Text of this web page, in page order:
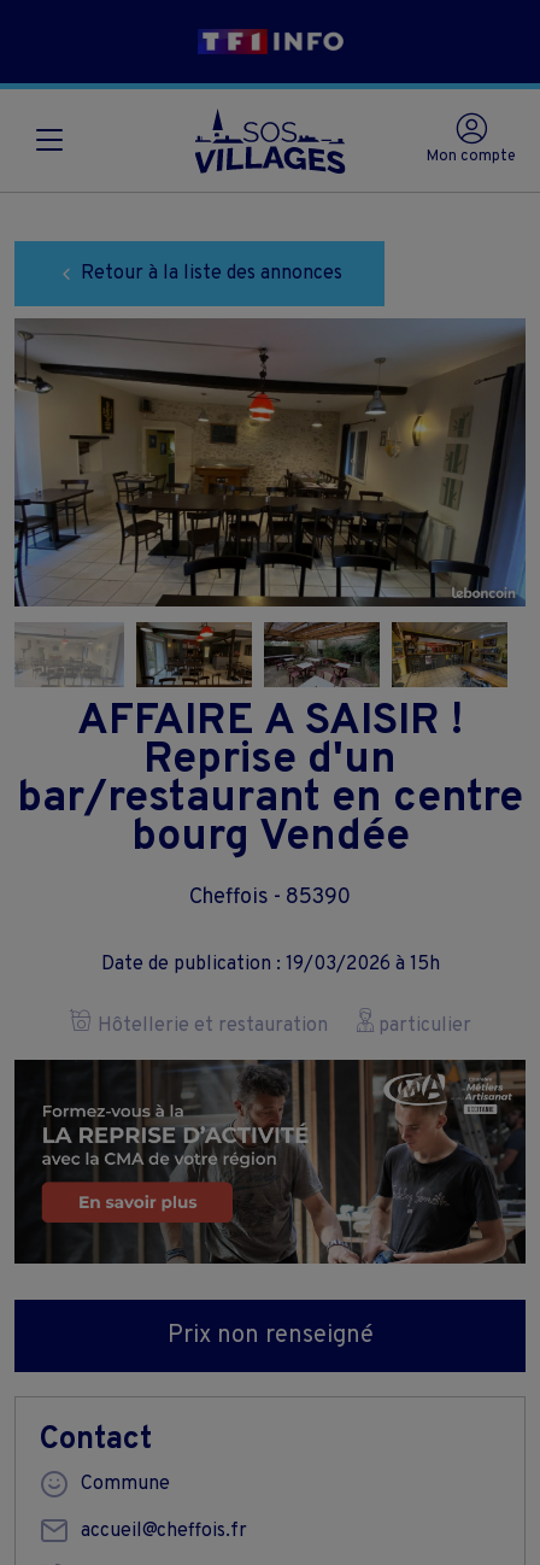
Mon compte
Retour à la liste des annonces
AFFAIRE A SAISIR !
Reprise d'un
bar/restaurant en centre
bourg Vendée
Cheffois - 85390
Date de publication : 19/03/2026 à 15h
Hôtellerie et restauration particulier
Prix non renseigné
Contact
Commune
accueil@cheffois.fr